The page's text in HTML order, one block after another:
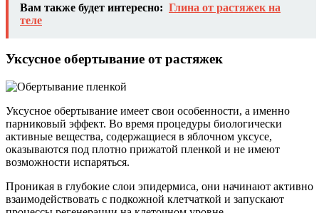
Вам также будет интересно: Глина от растяжек на
теле
Уксусное обертывание от растяжек
Уксусное обертывание имеет свои особенности, а именно
парниковый эффект. Во время процедуры биологически
активные вещества, содержащиеся в яблочном уксусе,
оказываются под плотно прижатой пленкой и не имеют
возможности испаряться.
Проникая в глубокие слои эпидермиса, они начинают активно
взаимодействовать с подкожной клетчаткой и запускают